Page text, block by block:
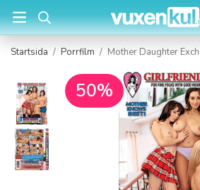
Startsida / Porrfilm / Mother Daughter
50%